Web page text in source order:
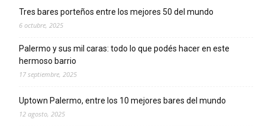
Tres bares porteños entre los mejores 50 del mundo
6 octubre, 2025
Palermo y sus mil caras: todo lo que podés hacer en este
hermoso barrio
17 septiembre, 2025
Uptown Palermo, entre los 10 mejores bares del mundo
12 agosto, 2025